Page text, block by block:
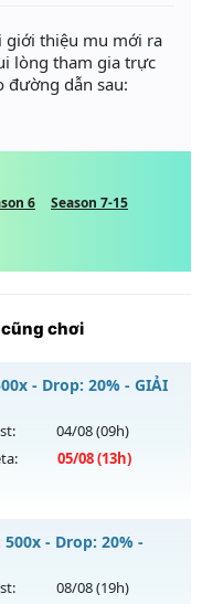
giới thiệu mu mới ra
lòng tham gia trực
đường dẫn sau:
6
Season 7-15
chơi
- Drop: 20% - GIẢI
04/08(09h)
05/08(13h)
500x - Drop: 20% -
08/08(19h)